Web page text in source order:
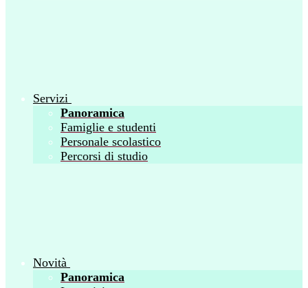
Servizi
Panoramica
Famiglie e studenti
Personale scolastico
Percorsi di studio
Novità
Panoramica